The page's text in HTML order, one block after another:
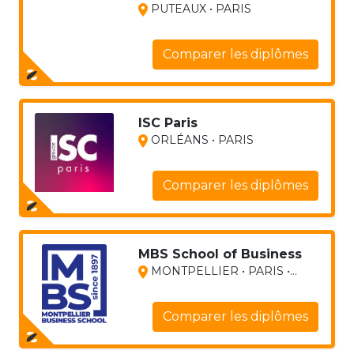
PUTEAUX • PARIS
Comparer les diplômes
ISC Paris
ORLÉANS • PARIS
Comparer les diplômes
MBS School of Business
MONTPELLIER • PARIS •...
Comparer les diplômes